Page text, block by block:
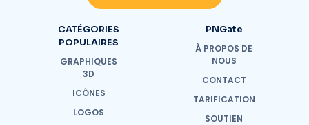
CATÉGORIES
POPULAIRES
GRAPHIQUES
3D
ICÔNES
LOGOS
PNGate
À PROPOS DE
NOUS
CONTACT
TARIFICATION
SOUTIEN